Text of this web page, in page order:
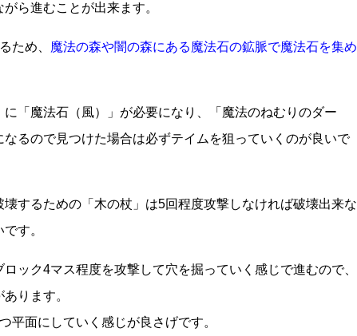
ら進むことが出来ます。
ため、 魔法の森や闇の森にある魔法石の鉱脈で魔法石を集め
「魔法石（風）」が必要になり、「魔法のねむりのダー
るので見つけた場合は必ずテイムを狙っていくのが良いで
するための「木の杖」は5回程度攻撃しなければ破壊出来な
す。
ック4マス程度を攻撃して穴を掘っていく感じで進むので、
ります。
平面にしていく感じが良さげです。